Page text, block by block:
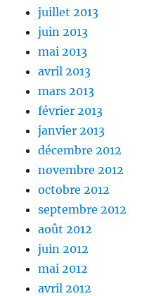
juillet 2013
juin 2013
mai 2013
avril 2013
mars 2013
février 2013
janvier 2013
décembre 2012
novembre 2012
octobre 2012
septembre 2012
août 2012
juin 2012
mai 2012
avril 2012